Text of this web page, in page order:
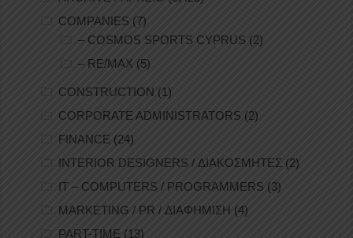
COMPANIES (7)
– COSMOS SPORTS CYPRUS (2)
– RE/MAX (5)
CONSTRUCTION (1)
CORPORATE ADMINISTRATORS (2)
FINANCE (24)
INTERIOR DESIGNERS / ΔΙΑΚΟΣΜΗΤΕΣ (2)
IT – COMPUTERS / PROGRAMMERS (3)
MARKETING / PR / ΔΙΑΦΗΜΙΣΗ (4)
PART-TIME (13)